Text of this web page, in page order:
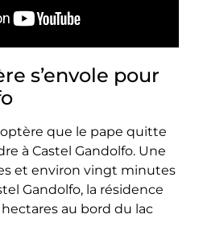
s’envole pour
que le pape quitte
à Castel Gandolfo. Une
et environ vingt minutes
Gandolfo, la résidence
au bord du lac